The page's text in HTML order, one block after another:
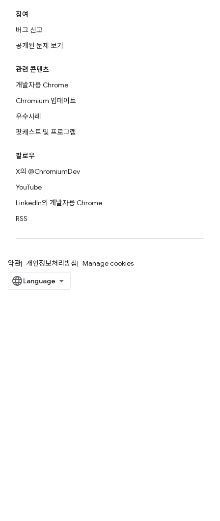
참여
버그 신고
공개된 문제 보기
관련 콘텐츠
개발자용 Chrome
Chromium 업데이트
우수사례
팟캐스트 및 프로그램
팔로우
X의 @ChromiumDev
YouTube
LinkedIn의 개발자용 Chrome
RSS
약관 개인정보처리방침 Manage cookies